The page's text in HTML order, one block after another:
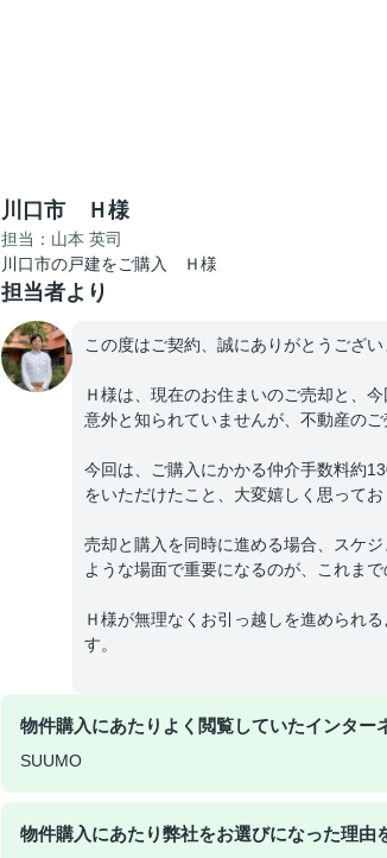
川口市 Ｈ様
担当：山本 英司
川口市の戸建をご購入 Ｈ様
担当者より
この度はご契約、誠にありがとうござい
Ｈ様は、現在のお住まいのご売却と、
意外と知られていませんが、不動産の
今回は、ご購入にかかる仲介手数料約
をいただけたこと、大変嬉しく思ってお
売却と購入を同時に進める場合、スケ
ような場面で重要になるのが、これまで
Ｈ様が無理なくお引っ越しを進められ
す。
物件購入にあたりよく閲覧していたインター
SUUMO
物件購入にあたり弊社をお選びになった理由